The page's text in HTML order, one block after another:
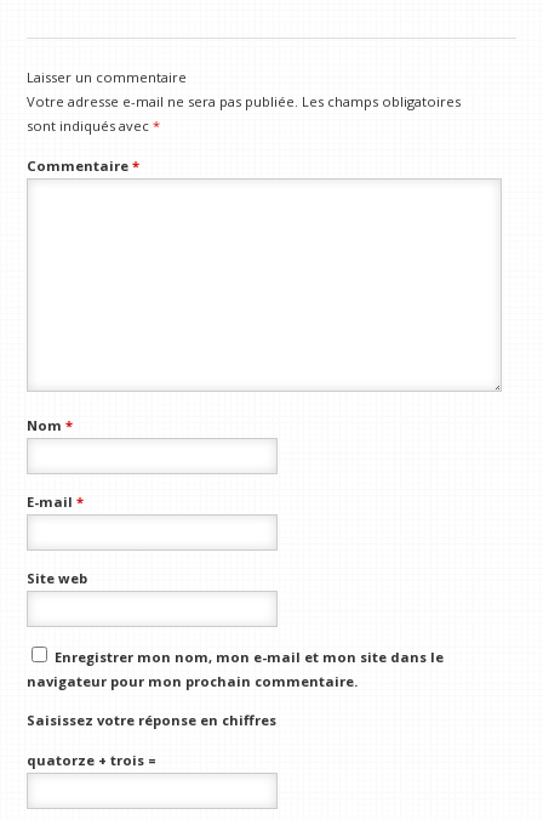
Laisser un commentaire
Votre adresse e-mail ne sera pas publiée. Les champs obligatoires
sont indiqués avec*
Commentaire*
Nom*
E-mail*
Site web
Enregistrer mon nom, mon e-mail et mon site dans le
navigateur pour mon prochain commentaire.
Saisissez votre réponse en chiffres
quatorze + trois =